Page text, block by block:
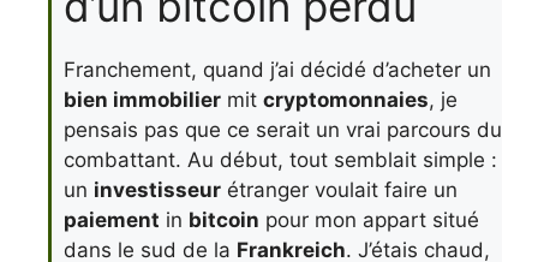
Franchement, quand j’ai décidé d’acheter un
bien immobilier mit cryptomonnaies, je
pensais pas que ce serait un vrai parcours du
combattant. Au début, tout semblait simple :
un investisseur étranger voulait faire un
paiement in bitcoin pour mon appart situé
dans le sud de la Frankreich. J’étais chaud,